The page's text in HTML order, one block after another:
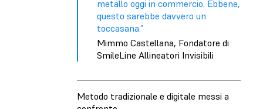
metallo oggi in commercio. Ebbene,
questo sarebbe davvero un
toccasana.”
Mimmo Castellana, Fondatore di
SmileLine Allineatori Invisibili
Metodo tradizionale e digitale messi a